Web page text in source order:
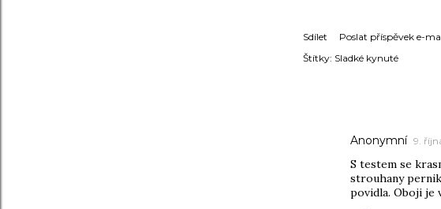
Sdílet
Poslat příspěvek e-
Štítky: Sladké kynuté
Anonymní 9.
S testem se
strouhany
povidla. Oboji je